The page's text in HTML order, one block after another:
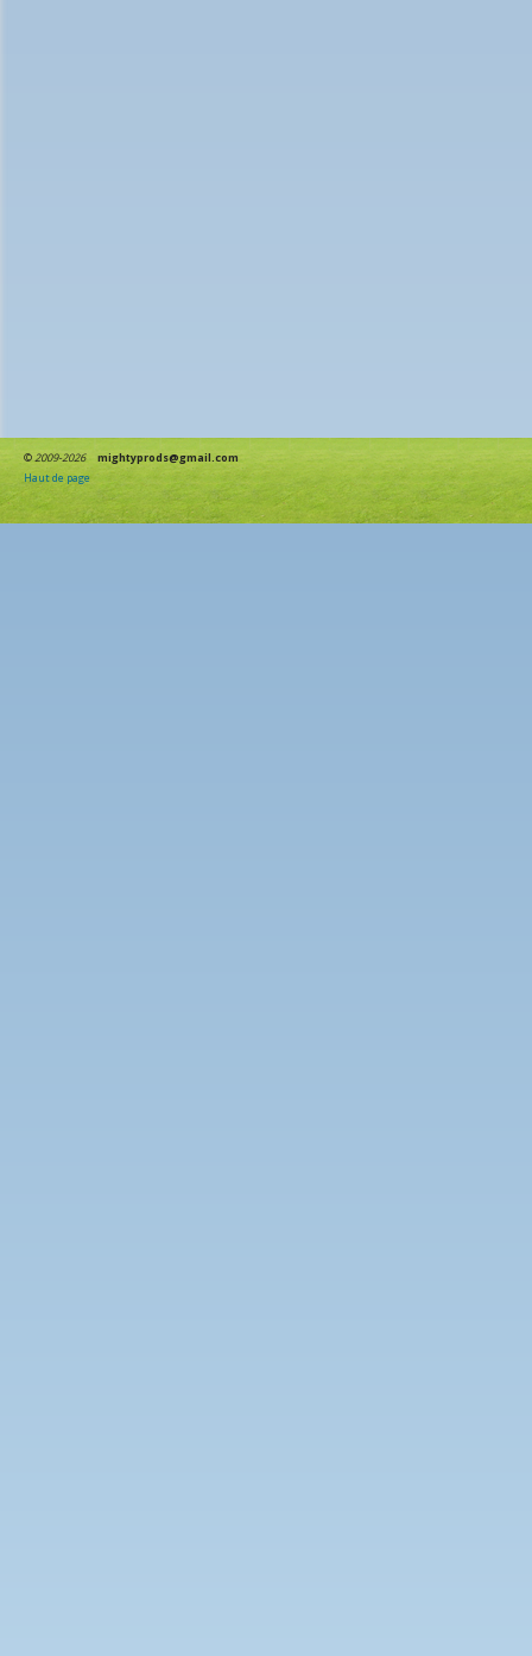
©2009-2026
mightyprods@gmail.com
Haut de page